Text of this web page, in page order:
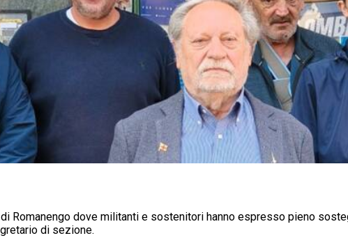
Romanengo dove militanti e sostenitori hanno espresso pieno
di sezione.